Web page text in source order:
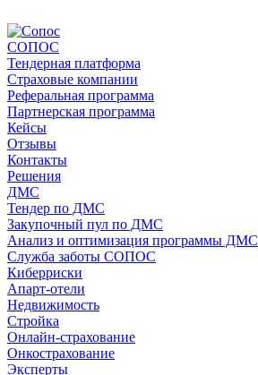
СОПОС
Тендерная платформа
Страховые компании
Реферальная программа
Партнерская программа
Кейсы
Отзывы
Контакты
Решения
ДМС
Тендер по ДМС
Закупочный пул по ДМС
Анализ и оптимизация программы ДМС
Служба заботы СОПОС
Киберриски
Апарт-отели
Недвижимость
Стройка
Онлайн-страхование
Онкострахование
Эксперты